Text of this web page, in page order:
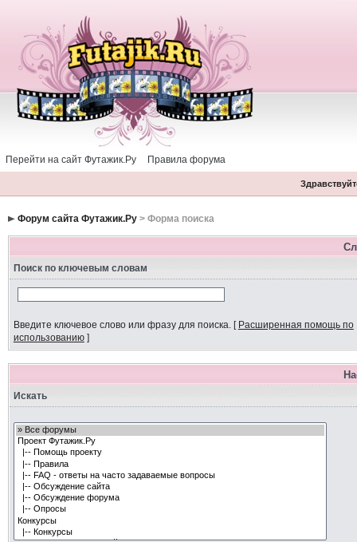
Перейти на сайт Футажик.Ру Правила форума
Форум сайта Футажик.Ру> Форма поиска
Поиск по ключевым словам
Введите ключевое слово или фразу для поиска.[ Расширенная помощь по
использованию]
Искать